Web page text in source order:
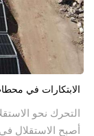
الابتكارات في
التحرك نحو
أصبح الاستقلال